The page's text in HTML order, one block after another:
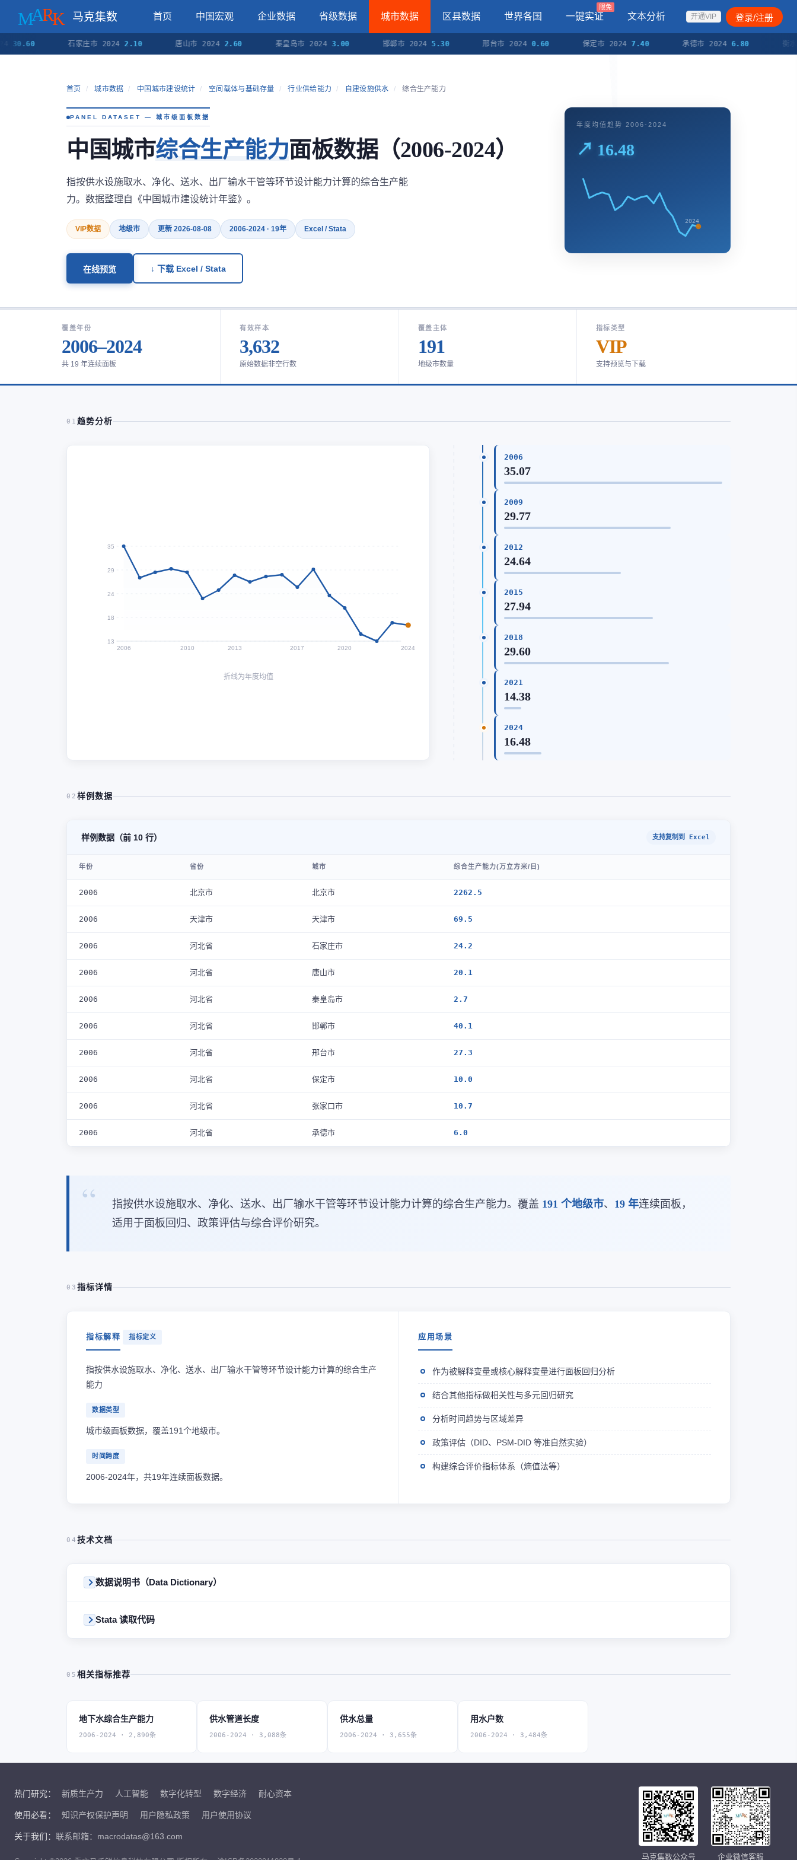
马克集数 首页 中国宏观 企业数据 省级数据 城市数据 区县数据 世界各国 一键实证
限免
文本分析 开通VIP 登录/注册
石家庄市 2024 2.10 唐山市 2024 2.60 秦皇岛市 2024 3.00 邯郸市 2024 5.30 邢台市 2024 0.60 保定市 2024 7.40 承德市 2024 6.80 衡水市
首页 / 城市数据 / 中国城市建设统计 / 空间载体与基础存量 / 行业供给能力 / 自建设施供水 / 综合生产能力
PANEL DATASET — 城市级面板数据
中国城市综合生产能力面板数据（2006-2024）
指按供水设施取水、净化、送水、出厂输水干管等环节设计能力计算的综合生产能
力。数据整理自《中国城市建设统计年鉴》。
VIP数据 地级市 更新 2026-08-08 2006-2024 · 19年 Excel / Stata
在线预览 ↓ 下载 Excel / Stata
年度均值趋势 2006-2024
↗ 16.48
2024
覆盖年份
2006–2024
共 19 年连续面板
有效样本
3,632
原始数据非空行数
覆盖主体
191
地级市数量
指标类型
VIP
支持预览与下载
01 趋势分析
35
29
24
18
13
2006
2010 2013 2017 2020 2024
折线为年度均值
2006
35.07
2009
29.77
2012
24.64
2015
27.94
2018
29.60
2021
14.38
2024
16.48
02 样例数据
样例数据（前 10 行） 支持复制到 Excel
年份 省份 城市 综合生产能力(万立方米/日)
2006 北京市 北京市 2262.5
2006 天津市 天津市 69.5
2006 河北省 石家庄市 24.2
2006 河北省 唐山市 20.1
2006 河北省 秦皇岛市 2.7
2006 河北省 邯郸市 40.1
2006 河北省 邢台市 27.3
2006 河北省 保定市 10.0
2006 河北省 张家口市 10.7
2006 河北省 承德市 6.0
指按供水设施取水、净化、送水、出厂输水干管等环节设计能力计算的综合生产能力。覆盖 191 个地级市、 19 年连续面板，
适用于面板回归、政策评估与综合评价研究。
03 指标详情
指标解释 指标定义
指按供水设施取水、净化、送水、出厂输水干管等环节设计能力计算的综合生产
能力
数据类型
城市级面板数据，覆盖191个地级市。
时间跨度
2006-2024年，共19年连续面板数据。
应用场景
作为被解释变量或核心解释变量进行面板回归分析
结合其他指标做相关性与多元回归研究
分析时间趋势与区域差异
政策评估（DID、PSM-DID 等准自然实验）
构建综合评价指标体系（熵值法等）
04 技术文档
数据说明书（Data Dictionary）
Stata 读取代码
05 相关指标推荐
地下水综合生产能力
2006-2024 · 2,890条
供水管道长度
2006-2024 · 3,088条
供水总量
2006-2024 · 3,655条
用水户数
2006-2024 · 3,484条
热门研究： 新质生产力 人工智能 数字化转型 数字经济 耐心资本
使用必看： 知识产权保护声明 用户隐私政策 用户使用协议
关于我们： 联系邮箱：macrodatas@163.com
马克集数公众号 企业微信客服